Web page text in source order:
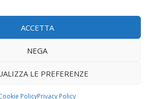
ACCETTA
NEGA
LE PREFERENZE
PolicyPrivacy Policy
Termini e condizioni